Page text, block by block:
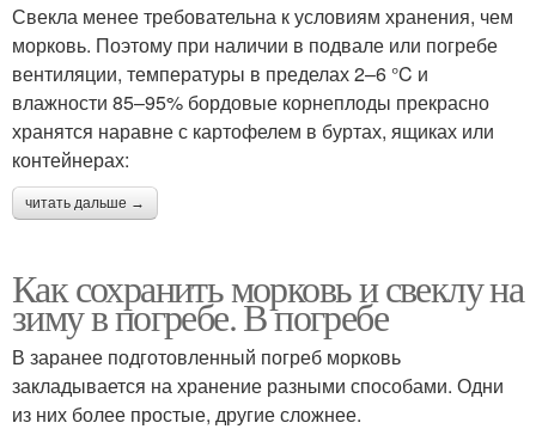
Свекла менее требовательна к условиям хранения, чем
морковь. Поэтому при наличии в подвале или погребе
вентиляции, температуры в пределах 2–6 °C и
влажности 85–95% бордовые корнеплоды прекрасно
хранятся наравне с картофелем в буртах, ящиках или
контейнерах:
читать дальше →
Как сохранить морковь и свеклу на
зиму в погребе. В погребе
В заранее подготовленный погреб морковь
закладывается на хранение разными способами. Одни
из них более простые, другие сложнее.